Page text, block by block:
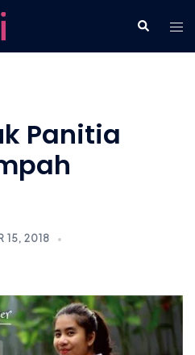
Search
Panitia
15, 2018